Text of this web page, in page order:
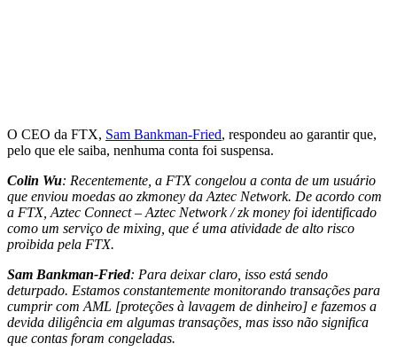
O CEO da FTX, Sam Bankman-Fried, respondeu ao garantir que,
pelo que ele saiba, nenhuma conta foi suspensa.
Colin Wu: Recentemente, a FTX congelou a conta de um usuário
que enviou moedas ao zkmoney da Aztec Network. De acordo com
a FTX, Aztec Connect – Aztec Network / zk money foi identificado
como um serviço de mixing, que é uma atividade de alto risco
proibida pela FTX.
Sam Bankman-Fried: Para deixar claro, isso está sendo
deturpado. Estamos constantemente monitorando transações para
cumprir com AML [proteções à lavagem de dinheiro] e fazemos a
devida diligência em algumas transações, mas isso não significa
que contas foram congeladas.